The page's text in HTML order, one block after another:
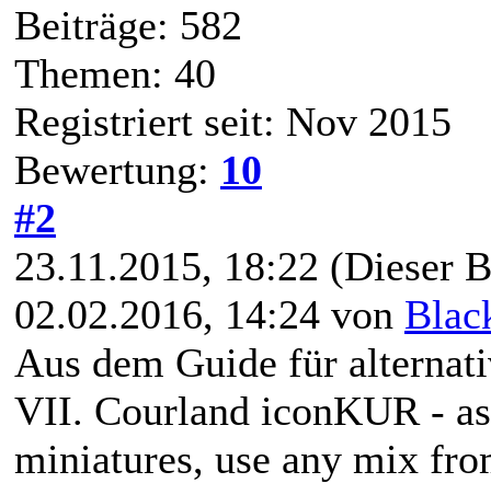
Beiträge: 582
Themen: 40
Registriert seit: Nov 2015
Bewertung: 10
#2
23.11.2015, 18:22 (Dieser
02.02.2016, 14:24 von
Aus dem Guide für
VII. Courland iconKUR -
miniatures, use any mix